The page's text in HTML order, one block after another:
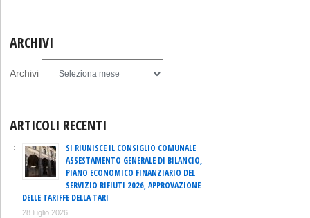
ARCHIVI
Archivi
ARTICOLI RECENTI
SI RIUNISCE IL CONSIGLIO COMUNALE
ASSESTAMENTO GENERALE DI BILANCIO,
PIANO ECONOMICO FINANZIARIO DEL
SERVIZIO RIFIUTI 2026, APPROVAZIONE
DELLE TARIFFE DELLA TARI
28 luglio 2026